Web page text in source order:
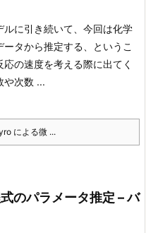
に引き続いて、今回は化学
タから推定する、というこ
応の速度を考える際に出てく
や次数 ...
による微 ...
のパラメータ推定 – バ